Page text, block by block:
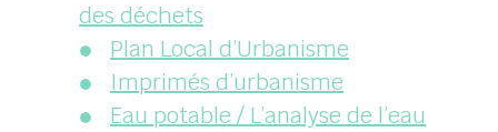
des déchets
Plan Local d’Urbanisme
Imprimés d’urbanisme
Eau potable / L’analyse de l’eau